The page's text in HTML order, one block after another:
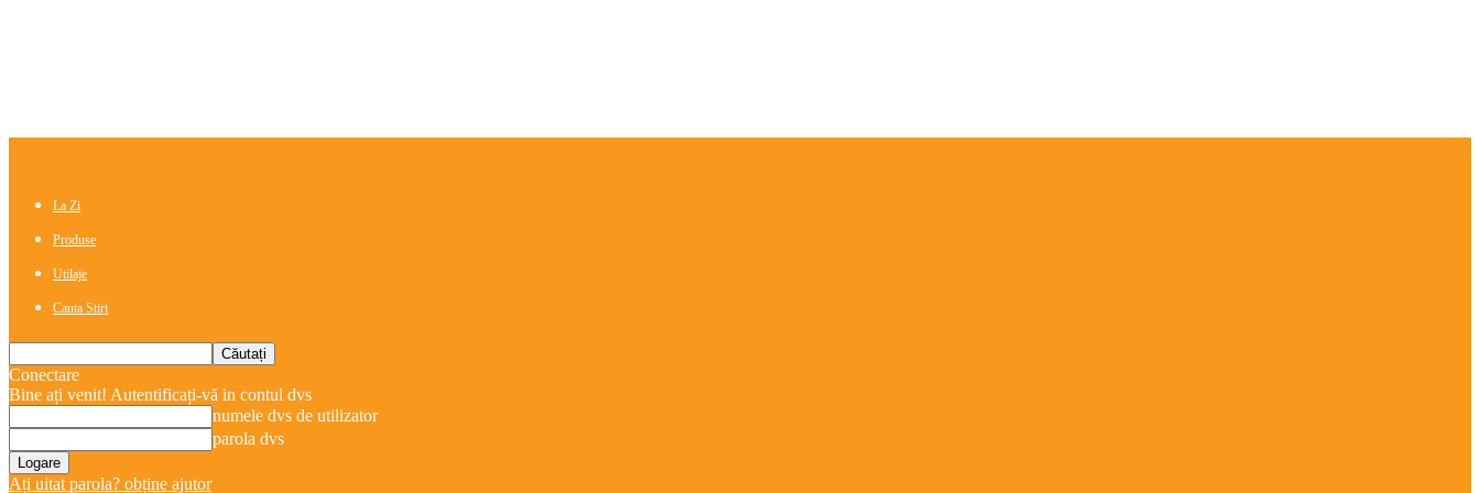
La Zi
Produse
Utilaje
Cauta Stiri
Conectare
Bine ați venit! Autentificați-vă in contul dvs
numele dvs de utilizator
parola dvs
Ați uitat parola? obține ajutor